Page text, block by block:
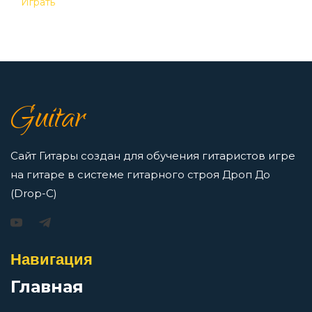
Комары
Кума
Перейти
Просмотров: 16421 чел.
Перейти
Игорь Растеряев — Безрукавочка: аккорды для
Просмотров: 15195 чел.
Guitar
Сайт Гитары создан для обучения гитаристов игре
на гитаре в системе гитарного строя Дроп До
(Drop-C)
Навигация
Главная